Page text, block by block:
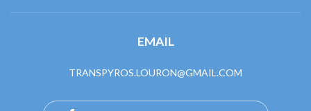
EMAIL
TRANSPYROS.LOURON@GMAIL.COM